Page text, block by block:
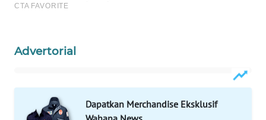
Advertorial
Dapatkan Merchandise Eksklusif
WAHANA
WAHANA
WAHANA
TV